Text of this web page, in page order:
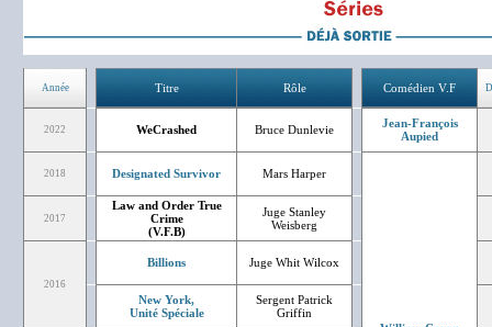
Année Titre Rôle Comédien V.F
2022 WeCrashed Bruce Dunlevie
Jean-François
Aupied
2018 Designated Survivor Mars Harper
2017
Law and Order True
Crime
(V.F.B)
Juge Stanley
Weisberg
2016
Billions Juge Whit Wilcox
New York,
Unité Spéciale
Sergent Patrick
Griffin